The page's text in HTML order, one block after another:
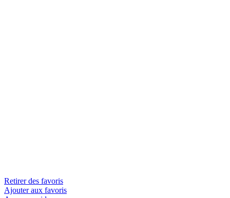
Retirer des favoris
Ajouter aux favoris